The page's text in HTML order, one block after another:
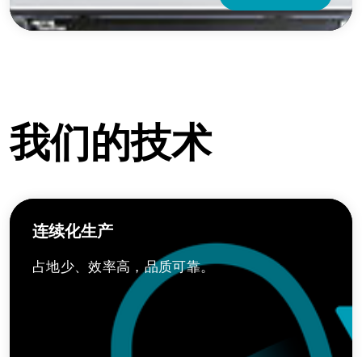
我们的技术
连续化生产
占地少、效率高，品质可靠。